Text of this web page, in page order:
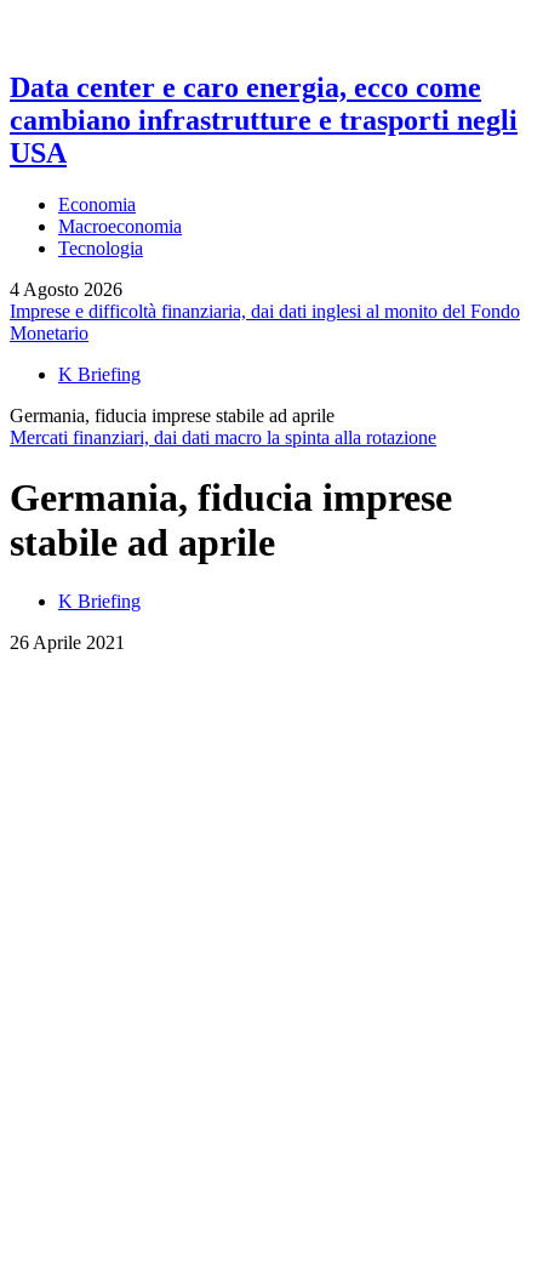
Data center e caro energia, ecco come
cambiano infrastrutture e trasporti negli
USA
Economia
Macroeconomia
Tecnologia
4 Agosto 2026
Imprese e difficoltà finanziaria, dai dati inglesi al monito del Fondo
Monetario
K Briefing
Germania, fiducia imprese stabile ad aprile
Mercati finanziari, dai dati macro la spinta alla rotazione
Germania, fiducia imprese
stabile ad aprile
K Briefing
26 Aprile 2021